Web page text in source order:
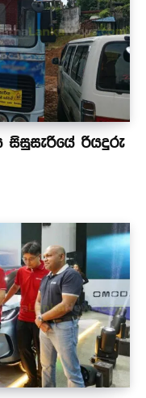
සිසුසැරියේ රියදුරු